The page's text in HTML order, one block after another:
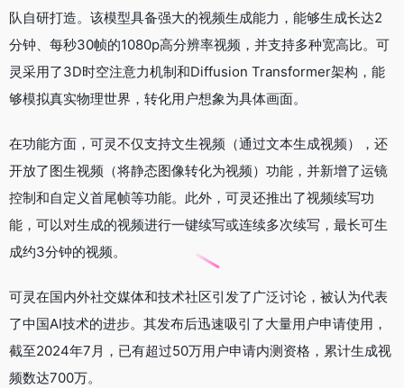
队自研打造。该模型具备强大的视频生成能力，能够生成长达2
分钟、每秒30帧的1080p高分辨率视频，并支持多种宽高比。可
灵采用了3D时空注意力机制和Diffusion Transformer架构，能
够模拟真实物理世界，转化用户想象为具体画面。
在功能方面，可灵不仅支持文生视频（通过文本生成视频），还
开放了图生视频（将静态图像转化为视频）功能，并新增了运镜
控制和自定义首尾帧等功能。此外，可灵还推出了视频续写功
能，可以对生成的视频进行一键续写或连续多次续写，最长可生
成约3分钟的视频。
可灵在国内外社交媒体和技术社区引发了广泛讨论，被认为代表
了中国AI技术的进步。其发布后迅速吸引了大量用户申请使用，
截至2024年7月，已有超过50万用户申请内测资格，累计生成视
频数达700万。